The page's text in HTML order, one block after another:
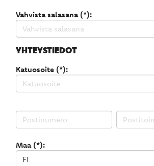
Vahvista salasana (*):
YHTEYSTIEDOT
Katuosoite (*):
Maa (*):